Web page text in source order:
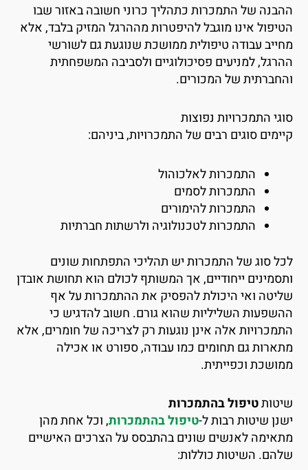
של התמכרות כתהליך כרוני חשובה באזור שבו
אינו מוגבל להיפטרות מההרגל המזיק בלבד, אלא
עבודה טיפולית ממושכת שנוגעת גם לשורשי
למניעים פסיכולוגיים ולסביבה המשפחתית
של המכורים.
התמכרויות נפוצות
סוגים רבים של התמכרויות, ביניהם:
התמכרות לאלכוהול
התמכרות לסמים
התמכרות להימורים
התמכרות לטכנולוגיה ולרשתות חברתיות
סוג של התמכרות יש תהליכי התפתחות שונים
ייחודיים, אך המשותף לכולם הוא תחושת אובדן
ואי היכולת להפסיק את ההתמכרות על אף
השליליות שהוא גורם. חשוב להדגיש כי
אלה אינן נוגעות רק לצריכה של חומרים, אלא
גם תחומים כמו עבודה, ספורט או אכילה
וכפייתית.
טיפול בהתמכרות
שיטות רבות ל-טיפול בהתמכרות, וכל אחת מהן
לאנשים שונים בהתבסס על הצרכים האישיים
השיטות כוללות: